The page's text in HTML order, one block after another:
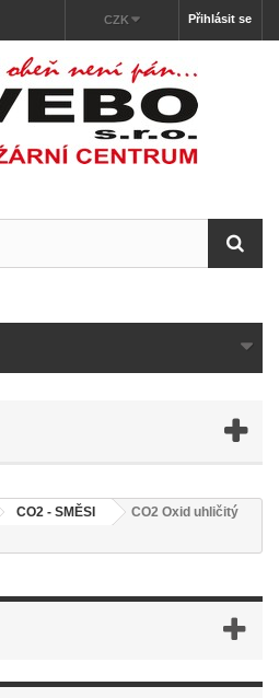
Přihlásit se
CZK
CO2 - SMĚSI
CO2 Oxid uhličitý